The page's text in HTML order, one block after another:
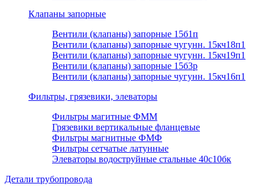
Клапаны запорные
Вентили (клапаны) запорные 15б1п
Вентили (клапаны) запорные чугунн. 15кч18п1
Вентили (клапаны) запорные чугунн. 15кч19п1
Вентили (клапаны) запорные 15б3р
Вентили (клапаны) запорные чугунн. 15кч16п1
Фильтры, грязевики, элеваторы
Фильтры магитные ФММ
Грязевики вертикальные фланцевые
Фильтры магнитные ФМФ
Фильтры сетчатые латунные
Элеваторы водоструйные стальные 40с10бк
Детали трубопровода